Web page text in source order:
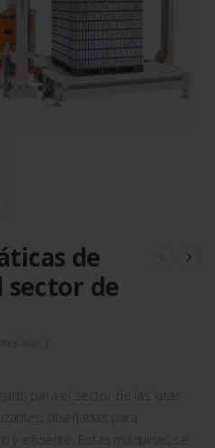
de
sector de
para el sector de las latas
diseñadas para
y eficiente. Estas máquinas se